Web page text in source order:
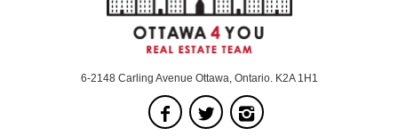
6-2148 Carling Avenue Ottawa, Ontario. K2A 1H1